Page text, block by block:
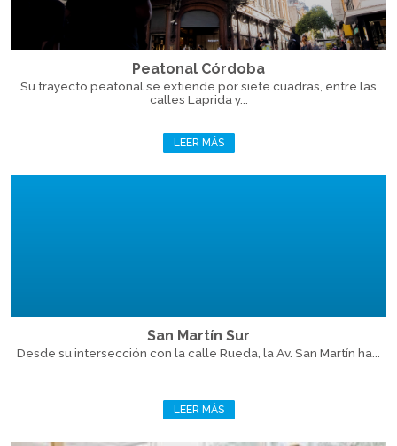
Peatonal Córdoba
Su trayecto peatonal se extiende por siete cuadras, entre las
calles Laprida y...
LEER MÁS
San Martín Sur
Desde su intersección con la calle Rueda, la Av. San Martín ha...
LEER MÁS